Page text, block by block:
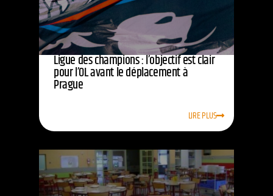
Ligue des champions : l’objectif est clair
pour l’OL avant le déplacement à
Prague
LIRE PLUS